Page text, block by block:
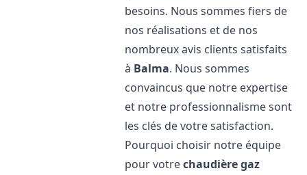
besoins. Nous sommes fiers de
nos réalisations et de nos
nombreux avis clients satisfaits
à Balma. Nous sommes
convaincus que notre expertise
et notre professionnalisme sont
les clés de votre satisfaction.
Pourquoi choisir notre équipe
pour votrechaudière gaz